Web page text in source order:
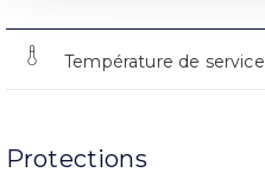
Température de service
Protections